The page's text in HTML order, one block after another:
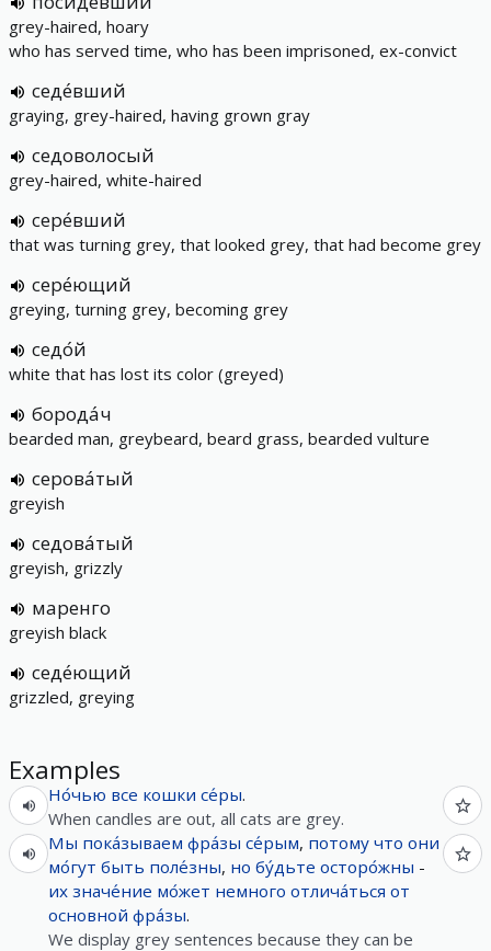
grey-haired, hoary
who has served time, who has been imprisoned, ex-convict
седе́вший
graying, grey-haired, having grown gray
седоволосый
grey-haired, white-haired
сере́вший
that was turning grey, that looked grey, that had become grey
сере́ющий
greying, turning grey, becoming grey
седо́й
white that has lost its color (greyed)
борода́ч
bearded man, greybeard, beard grass, bearded vulture
серова́тый
greyish
седова́тый
greyish, grizzly
маренго
greyish black
седе́ющий
grizzled, greying
Examples
Но́чью все кошки се́ры.
When candles are out, all cats are grey.
Мы пока́зываем фра́зы се́рым, потому что они
мо́гут быть поле́зны, но бу́дьте осторо́жны -
их значе́ние мо́жет немного отлича́ться от
основной фра́зы.
We display grey sentences because they can be